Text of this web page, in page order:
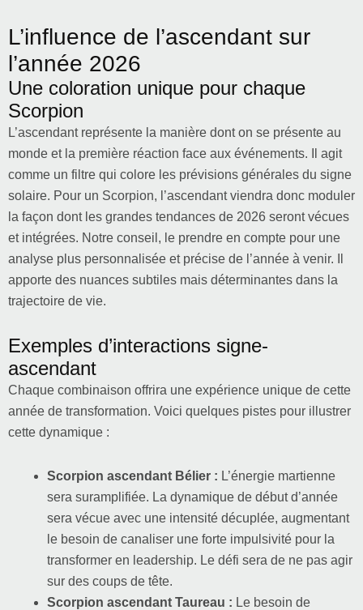
L’influence de l’ascendant sur
l’année 2026
Une coloration unique pour chaque
Scorpion
L’ascendant représente la manière dont on se présente au
monde et la première réaction face aux événements. Il agit
comme un filtre qui colore les prévisions générales du signe
solaire. Pour un Scorpion, l’ascendant viendra donc moduler
la façon dont les grandes tendances de 2026 seront vécues
et intégrées. Notre conseil, le prendre en compte pour une
analyse plus personnalisée et précise de l’année à venir. Il
apporte des nuances subtiles mais déterminantes dans la
trajectoire de vie.
Exemples d’interactions signe-
ascendant
Chaque combinaison offrira une expérience unique de cette
année de transformation. Voici quelques pistes pour illustrer
cette dynamique :
Scorpion ascendant Bélier : L’énergie martienne
sera suramplifiée. La dynamique de début d’année
sera vécue avec une intensité décuplée, augmentant
le besoin de canaliser une forte impulsivité pour la
transformer en leadership. Le défi sera de ne pas agir
sur des coups de tête.
Scorpion ascendant Taureau : Le besoin de